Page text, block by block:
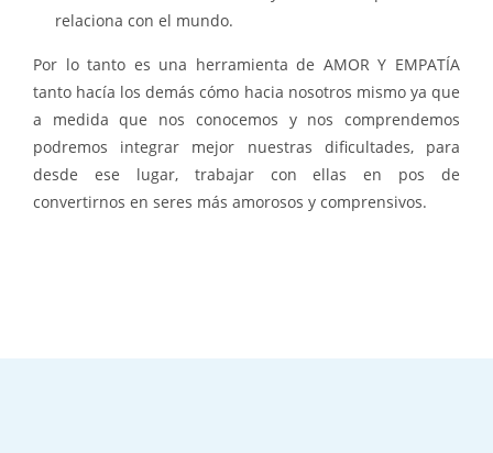
relaciona con el mundo.
Por lo tanto es una herramienta de AMOR Y EMPATÍA
tanto hacía los demás cómo hacia nosotros mismo ya que
a medida que nos conocemos y nos comprendemos
podremos integrar mejor nuestras dificultades, para
desde ese lugar, trabajar con ellas en pos de
convertirnos en seres más amorosos y comprensivos.